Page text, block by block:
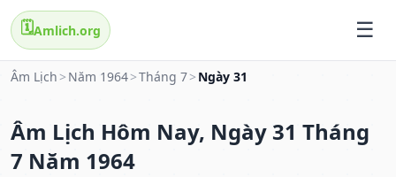
🗓️Amlich.org
Âm Lịch > Năm 1964>Tháng 7> Ngày 31
Âm Lịch Hôm Nay, Ngày 31 Tháng
7 Năm 1964